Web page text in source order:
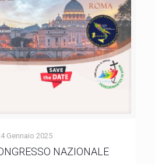
Gennaio 2025
NAZIONALE